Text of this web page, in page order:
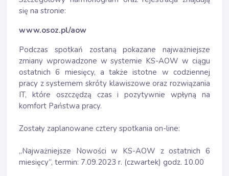
się na stronie:
www.osoz.pl/aow
Podczas spotkań zostaną pokazane najważniejsze
zmiany wprowadzone w systemie KS-AOW w ciągu
ostatnich 6 miesięcy, a także istotne w codziennej
pracy z systemem skróty klawiszowe oraz rozwiązania
IT, które oszczędzą czas i pozytywnie wpłyną na
komfort Państwa pracy.
Zostały zaplanowane cztery spotkania on-line:
„Najważniejsze Nowości w KS-AOW z ostatnich 6
miesięcy”, termin: 7.09.2023 r. (czwartek) godz. 10.00